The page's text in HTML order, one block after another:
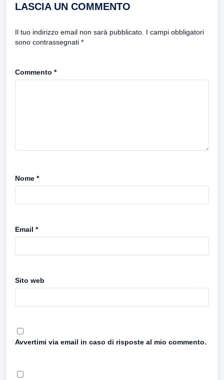
LASCIA UN COMMENTO
Il tuo indirizzo email non sarà pubblicato. I campi obbligatori
sono contrassegnati *
Commento *
Nome *
Email *
Sito web
Avvertimi via email in caso di risposte al mio commento.